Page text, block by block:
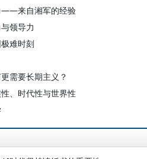
——来自湘军的经验
领导力
难时刻
需要长期主义？
、时代性与世界性